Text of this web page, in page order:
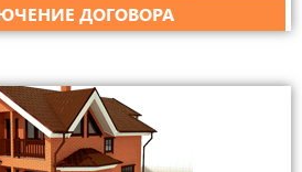
ДОГОВОРА